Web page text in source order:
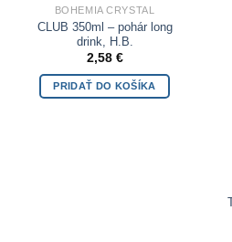
BOHEMIA CRYSTAL
CLUB 350ml – pohár long
drink, H.B.
2,58 €
PRIDAŤ DO KOŠÍKA